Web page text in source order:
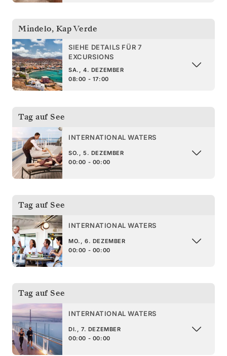
Mindelo, Kap Verde
SIEHE DETAILS FÜR 7
EXCURSIONS
SA., 4. DEZEMBER
08:00 - 17:00
Tag auf See
INTERNATIONAL WATERS
SO., 5. DEZEMBER
00:00 - 00:00
Tag auf See
INTERNATIONAL WATERS
MO., 6. DEZEMBER
00:00 - 00:00
Tag auf See
INTERNATIONAL WATERS
DI., 7. DEZEMBER
00:00 - 00:00